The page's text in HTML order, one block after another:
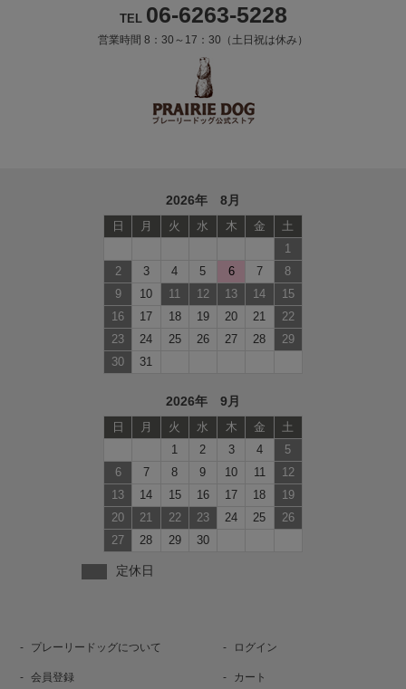
TEL 06-6263-5228
営業時間 8：30～17：30（土日祝は休み）
2026年 8月
日 月 火 水 木 金
土
1
2
3 4 5 6 7
8
9
10 11 12 13 14
15
16
17 18 19 20 21
22
23
24 25 26 27 28
29
30
31
2026年 9月
日 月 火 水 木 金
土
1
2 3 4
5
6
7 8 9 10 11
12
13
14 15 16 17 18
19
20
21 22 23 24 25
26
27
28 29 30
定休日
プレーリードッグについて ログイン
会員登録 カート